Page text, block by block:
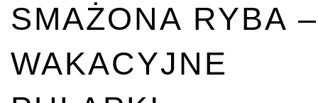
SMAŻONA RYBA –
WAKACYJNE